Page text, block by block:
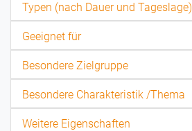
Typen (nach Dauer und Tageslage)
Geeignet für
Besondere Zielgruppe
Besondere Charakteristik /Thema
Weitere Eigenschaften